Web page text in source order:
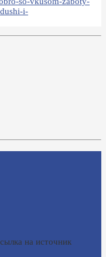
i-
на источник